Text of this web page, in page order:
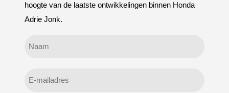
hoogte van de laatste ontwikkelingen binnen Honda
Adrie Jonk.
Geen
E-